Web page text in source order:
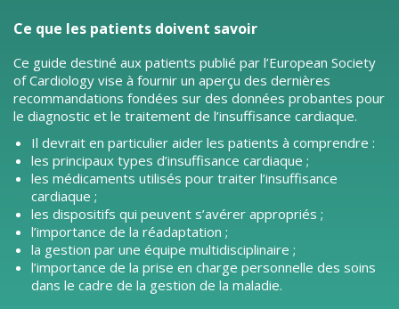
Ce que les patients doivent savoir
Ce guide destiné aux patients publié par l’European Society
of Cardiology vise à fournir un aperçu des dernières
recommandations fondées sur des données probantes pour
le diagnostic et le traitement de l’insuffisance cardiaque.
Il devrait en particulier aider les patients à comprendre :
les principaux types d’insuffisance cardiaque ;
les médicaments utilisés pour traiter l’insuffisance
cardiaque ;
les dispositifs qui peuvent s’avérer appropriés ;
l’importance de la réadaptation ;
la gestion par une équipe multidisciplinaire ;
l’importance de la prise en charge personnelle des soins
dans le cadre de la gestion de la maladie.